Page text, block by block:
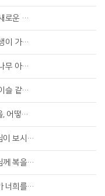
<주일 6부 예배> 다시 새로운 승리
<주일 3부 예배> 내 인생이 가장 빛날 때
<주일 4부 예배> 로뎀 나무 아래서
<주일 5부 예배> 새벽 이슬 같은 청년
<주일 6부 예배> 무엇을, 어떻게 지킬까?
<주일 3부 예배> 예수님이 보시는 것
<주일 4부 예배> 하나님께 복을 받은 자
<주일 5부 예배> 진리가 너희를 자유케 하리라